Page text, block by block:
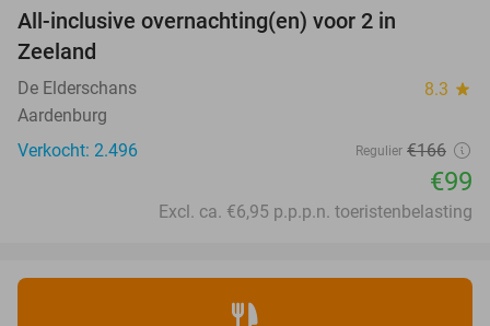
All-inclusive overnachting(en) voor 2 in
Zeeland
De Elderschans 8.3 star
Aardenburg
Verkocht: 2.496
Regulier €166
€99
Excl. ca. €6,95 p.p.p.n. toeristenbelasting